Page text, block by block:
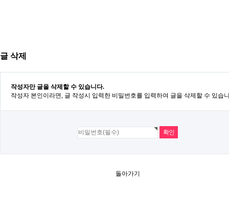
글 삭제
작성자만 글을 삭제할 수 있습니다.
작성자 본인이라면, 글 작성시 입력한 비밀번호를 입력하여 글을 삭제할 수 있습
돌아가기